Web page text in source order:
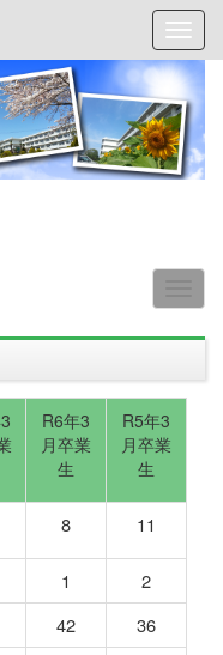
R6年3
月卒業
生
R5年3
月卒業
生
8 11
1 2
42 36